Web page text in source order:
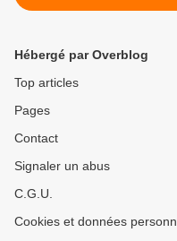
BERDAL – 2019 (BD)
Hébergé par Overblog
Top articles
Pages
Contact
Signaler un abus
C.G.U.
Cookies et données